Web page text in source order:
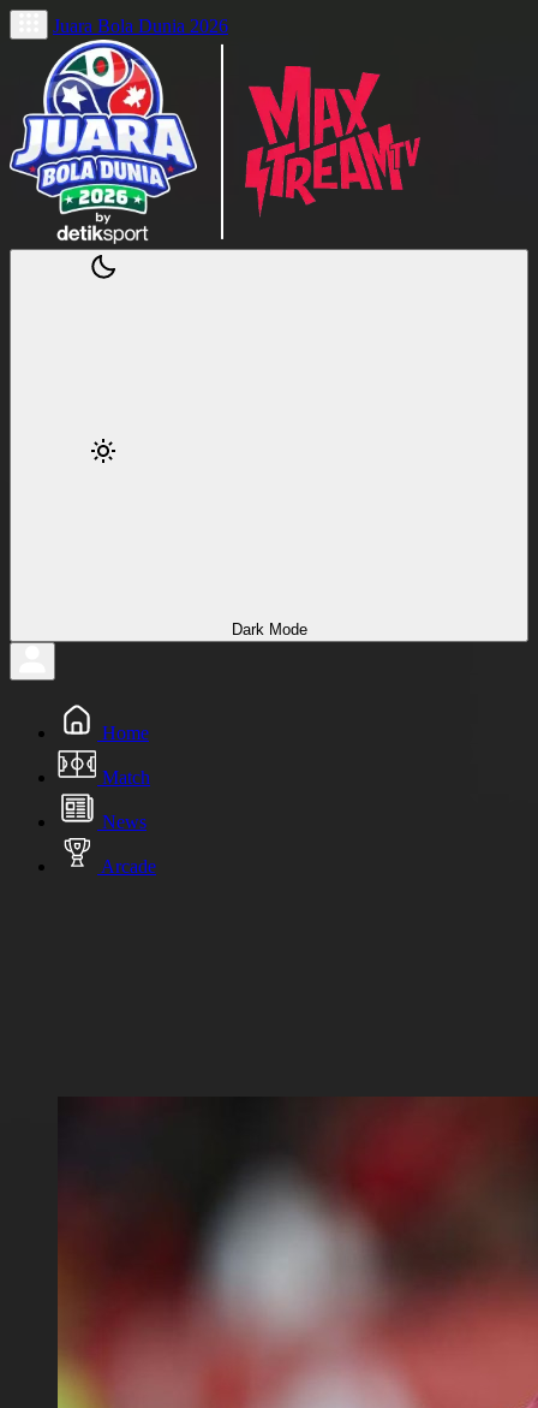
Juara Bola Dunia 2026
Dark Mode
Home
Match
News
Arcade